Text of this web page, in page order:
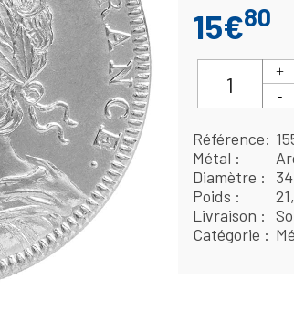
15€80
Référence
Métal
Diamètre
Poids
Livraison
Catégorie